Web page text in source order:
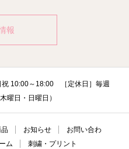
報
祝 10:00～18:00 ［定休日］毎週
曜日・日曜日）
お知らせ
お問い合わ
ム 刺繍・プリント